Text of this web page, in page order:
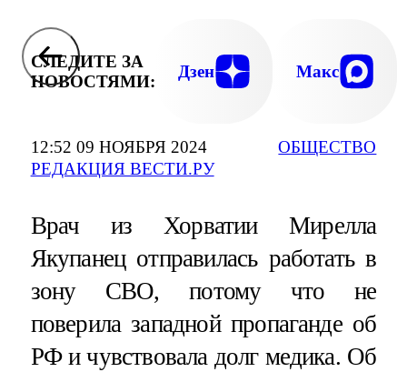
12:52 09 НОЯБРЯ 2024
РЕДАКЦИЯ ВЕСТИ.РУ
ОБЩЕСТВО
СЛЕДИТЕ ЗА
НОВОСТЯМИ:
Дзен Макс
Врач из Хорватии Мирелла
Якупанец отправилась работать в
зону СВО, потому что не
поверила западной пропаганде об
РФ и чувствовала долг медика. Об